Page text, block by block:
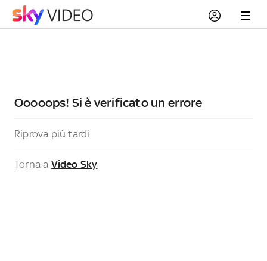
Ooooops! Si è verificato un errore
Riprova più tardi
Torna a Video Sky